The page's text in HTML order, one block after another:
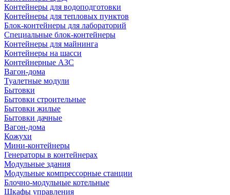
Контейнеры для водоподготовки
Контейнеры для тепловых пунктов
Блок-контейнеры для лабораторий
Специальные блок-контейнеры
Контейнеры для майнинга
Контейнеры на шасси
Контейнерные АЗС
Вагон-дома
Туалетные модули
Бытовки
Бытовки строительные
Бытовки жилые
Бытовки дачные
Вагон-дома
Кожухи
Мини-контейнеры
Генераторы в контейнерах
Модульные здания
Модульные компрессорные станции
Блочно-модульные котельные
Шкафы управления